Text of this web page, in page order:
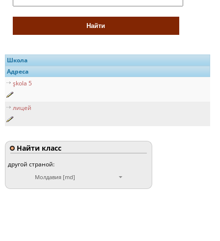
Школа
Адреса
şkola 5
лицей
Найти класс
другой страной:
Молдавия [md]